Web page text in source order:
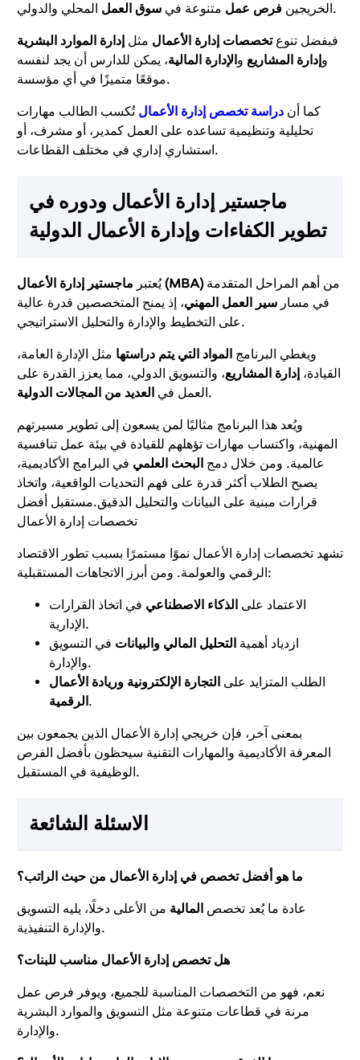
الخريجين فرص عمل متنوعة في سوق العمل المحلي والدولي.
فبفضل تنوعتخصصات إدارة الأعمال مثل إدارة الموارد البشرية
وإدارة المشاريع و الإدارة المالية، يمكن للدارس أن يجد لنفسه
موقعًا متميزًا في أي مؤسسة.
كما أن دراسة تخصص إدارة الأعمال تُكسب الطالب مهارات
تحليلية وتنظيمية تساعده على العمل كمدير، أو مشرف، أو
استشاري إداري في مختلف القطاعات.
ماجستير إدارة الأعمال ودوره في
تطوير الكفاءات وإدارة الأعمال الدولية
يُعتبرماجستير إدارة الأعمال (MBA)من أهم المراحل المتقدمة
في مسار سير العمل المهني، إذ يمنح المتخصصين قدرة عالية
على التخطيط والإدارة والتحليل الاستراتيجي.
ويغطي البرنامج المواد التي يتم دراستها مثل الإدارة العامة،
القيادة، إدارة المشاريع، والتسويق الدولي، مما يعزز القدرة على
العمل في العديد من المجالات الدولية .
ويُعد هذا البرنامج مثاليًا لمن يسعون إلى تطوير مسيرتهم
المهنية، واكتساب مهارات تؤهلهم للقيادة في بيئة عمل تنافسية
عالمية. ومن خلال دمج البحث العلمي في البرامج الأكاديمية،
يصبح الطلاب أكثر قدرة على فهم التحديات الواقعية، واتخاذ
قرارات مبنية على البيانات والتحليل الدقيق.مستقبل أفضل
تخصصات إدارة الأعمال
تشهد تخصصات إدارة الأعمال نموًا مستمرًا بسبب تطور الاقتصاد
الرقمي والعولمة. ومن أبرز الاتجاهات المستقبلية:
الاعتماد على الذكاء الاصطناعي في اتخاذ القرارات
الإدارية.
ازدياد أهمية التحليل المالي والبيانات في التسويق
والإدارة.
الطلب المتزايد على التجارة الإلكترونية وريادة الأعمال
الرقمية.
بمعنى آخر، فإن خريجي إدارة الأعمال الذين يجمعون بين
المعرفة الأكاديمية والمهارات التقنية سيحظون بأفضل الفرص
الوظيفية في المستقبل.
الاسئلة الشائعة
ما هو أفضل تخصص في إدارة الأعمال من حيث الراتب؟
عادة ما يُعد تخصص المالية من الأعلى دخلًا، يليه التسويق
والإدارة التنفيذية.
هل تخصص إدارة الأعمال مناسب للبنات؟
نعم، فهو من التخصصات المناسبة للجميع، ويوفر فرص عمل
مرنة في قطاعات متنوعة مثل التسويق والموارد البشرية
والإدارة.